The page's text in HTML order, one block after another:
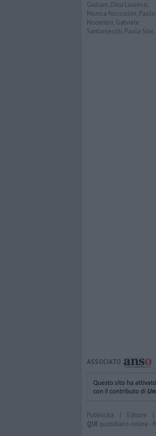
Giuliani, Dina Laurenzi,
Monica Nocciolini, Paolo
Nocentini, Gabriele
Santarnecchi, Paola Silvi.
ASSOCIATO
Pubblicità | Editore |
QUI quotidiano online -